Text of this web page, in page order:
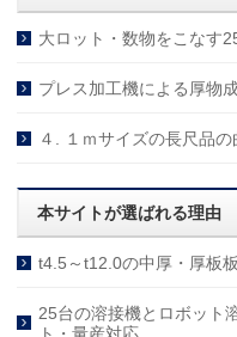
大ロット・数物をこなす
プレス加工機による厚物
４. １ｍサイズの長尺品
本サイトが選ばれる理由
t4.5～t12.0の中厚・厚板
25台の溶接機とロボット